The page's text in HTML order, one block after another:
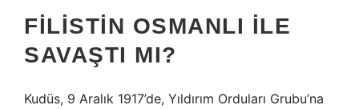
FILISTIN OSMANLI ILE
SAVAŞTI MI?
Kudüs, 9 Aralık 1917’de, Yıldırım Orduları Grubu’na